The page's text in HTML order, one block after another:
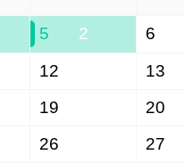
5 2 6
12 13
19 20
26 27